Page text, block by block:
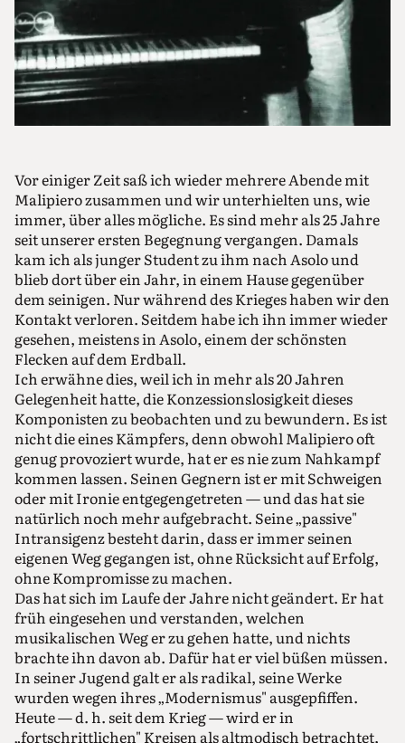
Vor einiger Zeit saß ich wieder mehrere Abende mit
Malipiero zusammen und wir unterhielten uns, wie
immer, über alles mögliche. Es sind mehr als 25 Jahre
seit unserer ersten Begegnung vergangen. Damals
kam ich als junger Student zu ihm nach Asolo und
blieb dort über ein Jahr, in einem Hause gegenüber
dem seinigen. Nur während des Krieges haben wir den
Kontakt verloren. Seitdem habe ich ihn immer wieder
gesehen, meistens in Asolo, einem der schönsten
Flecken auf dem Erdball.
Ich erwähne dies, weil ich in mehr als 20 Jahren
Gelegenheit hatte, die Konzessionslosigkeit dieses
Komponisten zu beobachten und zu bewundern. Es ist
nicht die eines Kämpfers, denn obwohl Malipiero oft
genug provoziert wurde, hat er es nie zum Nahkampf
kommen lassen. Seinen Gegnern ist er mit Schweigen
oder mit Ironie entgegengetreten — und das hat sie
natürlich noch mehr aufgebracht. Seine „passive"
Intransigenz besteht darin, dass er immer seinen
eigenen Weg gegangen ist, ohne Rücksicht auf Erfolg,
ohne Kompromisse zu machen.
Das hat sich im Laufe der Jahre nicht geändert. Er hat
früh eingesehen und verstanden, welchen
musikalischen Weg er zu gehen hatte, und nichts
brachte ihn davon ab. Dafür hat er viel büßen müssen.
In seiner Jugend galt er als radikal, seine Werke
wurden wegen ihres „Modernismus" ausgepfiffen.
Heute — d. h. seit dem Krieg — wird er in
„fortschrittlichen" Kreisen als altmodisch betrachtet,